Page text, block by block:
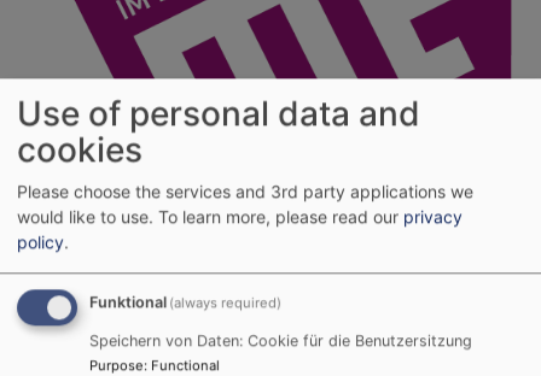
Evangelische
Migrationsgeschichte(n)
Ausstellungskooperation evangelischer Museen 2023
Hauptnavigation
Use of personal data and
cookies
Please choose the services and 3rd party applications we
would like to use. To learn more, please read our privacy
policy.
Funktional (always required)
Speichern von Daten: Cookie für die Benutzersitzung
Purpose: Functional